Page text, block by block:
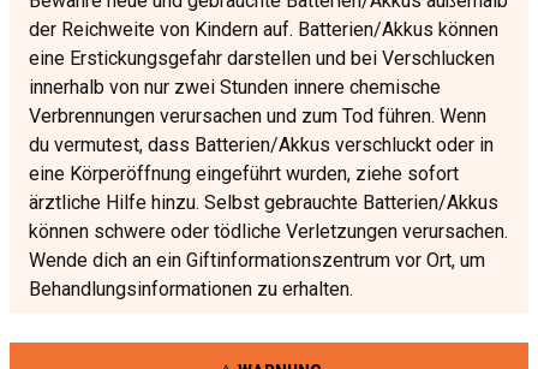
der Reichweite von Kindern auf. Batterien/Akkus können
eine Erstickungsgefahr darstellen und bei Verschlucken
innerhalb von nur zwei Stunden innere chemische
Verbrennungen verursachen und zum Tod führen. Wenn
du vermutest, dass Batterien/Akkus verschluckt oder in
eine Körperöffnung eingeführt wurden, ziehe sofort
ärztliche Hilfe hinzu. Selbst gebrauchte Batterien/Akkus
können schwere oder tödliche Verletzungen verursachen.
Wende dich an ein Giftinformationszentrum vor Ort, um
Behandlungsinformationen zu erhalten.